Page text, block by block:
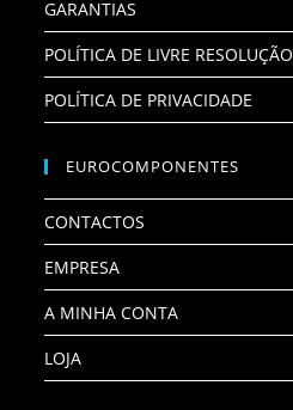
GARANTIAS
POLÍTICA DE LIVRE RESOLUÇÃO
POLÍTICA DE PRIVACIDADE
EUROCOMPONENTES
CONTACTOS
EMPRESA
A MINHA CONTA
LOJA